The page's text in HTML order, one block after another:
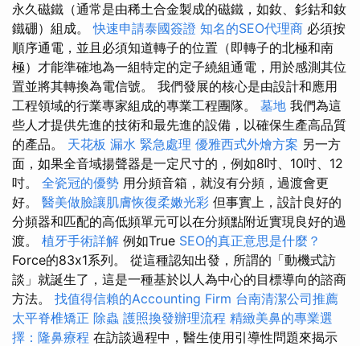
永久磁鐵（通常是由稀土合金製成的磁鐵，如釹、釤鈷和釹
鐵硼）組成。快速申請泰國簽證 知名的SEO代理商 必須按
順序通電，並且必須知道轉子的位置（即轉子的北極和南
極）才能準確地為一組特定的定子繞組通電，用於感測其位
置並將其轉換為電信號。 我們發展的核心是由設計和應用
工程領域的行業專家組成的專業工程團隊。 墓地 我們為這
些人才提供先進的技術和最先進的設備，以確保生產高品質
的產品。 天花板 漏水 緊急處理 優雅西式外燴方案 另一方
面，如果全音域揚聲器是一定尺寸的，例如8吋、10吋、12
吋。 全瓷冠的優勢 用分頻音箱，就沒有分頻，過渡會更
好。 醫美做臉讓肌膚恢復柔嫩光彩 但事實上，設計良好的
分頻器和匹配的高低頻單元可以在分頻點附近實現良好的過
渡。 植牙手術詳解 例如True SEO的真正意思是什麼？
Force的83x1系列。 從這種認知出發，所謂的「動機式訪
談」就誕生了，這是一種基於以人為中心的目標導向的諮商
方法。 找值得信賴的Accounting Firm 台南清潔公司推薦
太平脊椎矯正 除蟲 護照換發辦理流程 精緻美鼻的專業選
擇：隆鼻療程 在訪談過程中，醫生使用引導性問題來揭示